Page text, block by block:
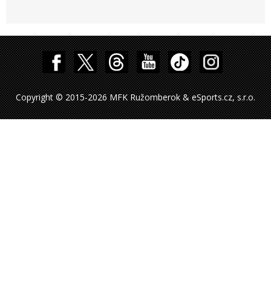
Copyright © 2015-2026 MFK Ružomberok & eSports.cz, s.r.o.